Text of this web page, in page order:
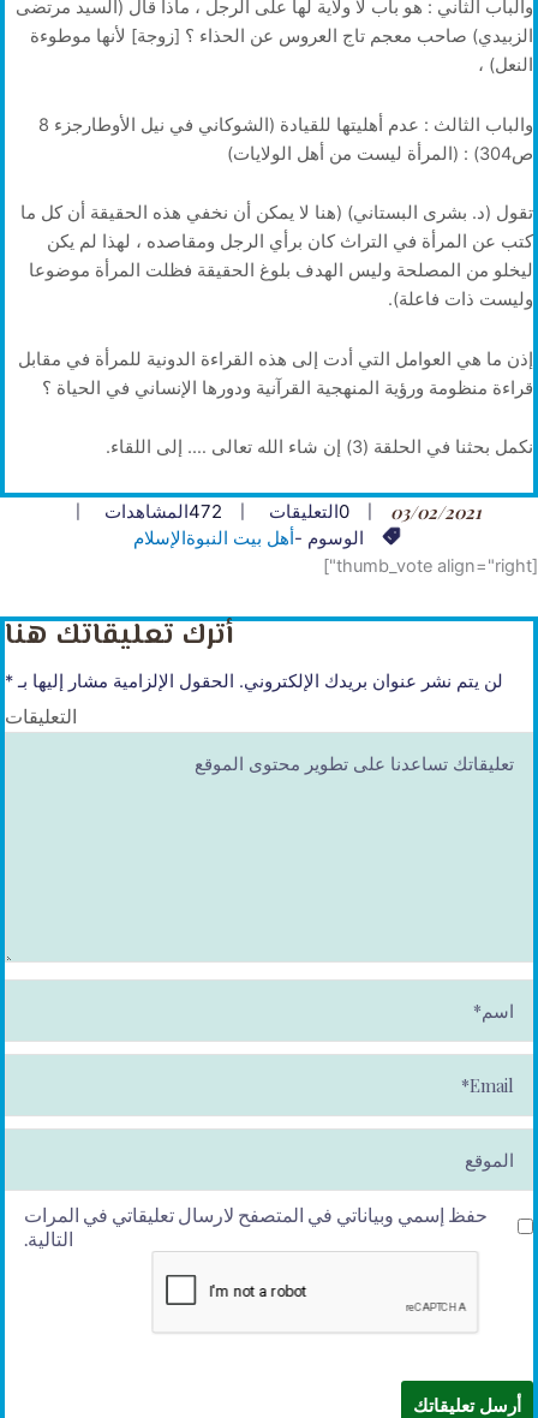
والباب الثاني : هو باب لا ولاية لها على الرجل ، ماذا قال (السيد مرتضى
الزبيدي) صاحب معجم تاج العروس عن الحذاء ؟ [زوجة] لأنها موطوءة
النعل) ،
والباب الثالث : عدم أهليتها للقيادة (الشوكاني في نيل الأوطارجزء 8
ص304) : (المرأة ليست من أهل الولايات)
تقول (د. بشرى البستاني) (هنا لا يمكن أن نخفي هذه الحقيقة أن كل ما
كتب عن المرأة في التراث كان برأي الرجل ومقاصده ، لهذا لم يكن
ليخلو من المصلحة وليس الهدف بلوغ الحقيقة فظلت المرأة موضوعا
وليست ذات فاعلة).
إذن ما هي العوامل التي أدت إلى هذه القراءة الدونية للمرأة في مقابل
قراءة منظومة ورؤية المنهجية القرآنية ودورها الإنساني في الحياة ؟
نكمل بحثنا في الحلقة (3) إن شاء الله تعالى …. إلى اللقاء.
03/02/2021
0التعليقات 472المشاهدات
الوسوم -أهل بيت النبوةالإسلام
[thumb_vote align="right"]
أترك تعليقاتك هنا
لن يتم نشر عنوان بريدك الإلكتروني. الحقول الإلزامية مشار إليها بـ*
التعليقات
م
*
ai
l*
حفظ إسمي وبياناتي في المتصفح لارسال تعليقاتي في المرات
التالية.